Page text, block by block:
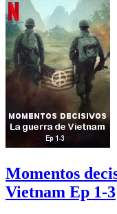
Momentos
Vietnam Ep 1-3